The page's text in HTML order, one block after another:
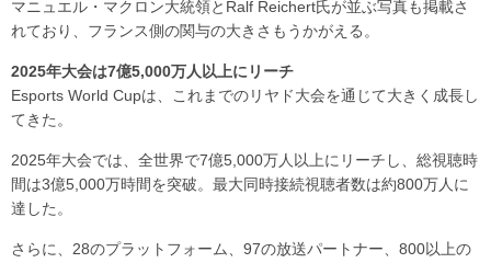
マニュエル・マクロン大統領とRalf Reichert氏が並ぶ写真も掲載さ
れており、フランス側の関与の大きさもうかがえる。
2025年大会は7億5,000万人以上にリーチ
Esports World Cupは、これまでのリヤド大会を通じて大きく成長し
てきた。
2025年大会では、全世界で7億5,000万人以上にリーチし、総視聴時
間は3億5,000万時間を突破。最大同時接続視聴者数は約800万人に
達した。
さらに、28のプラットフォーム、97の放送パートナー、800以上の